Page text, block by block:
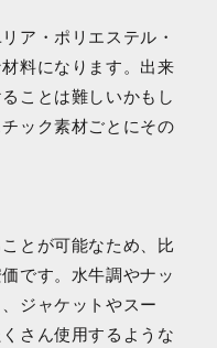
ア・ポリエステル・
料になります。出来
ことは難しいかもし
ック素材ごとにその
とが可能なため、比
です。水牛調やナッ
ジャケットやスー
さん使用するような